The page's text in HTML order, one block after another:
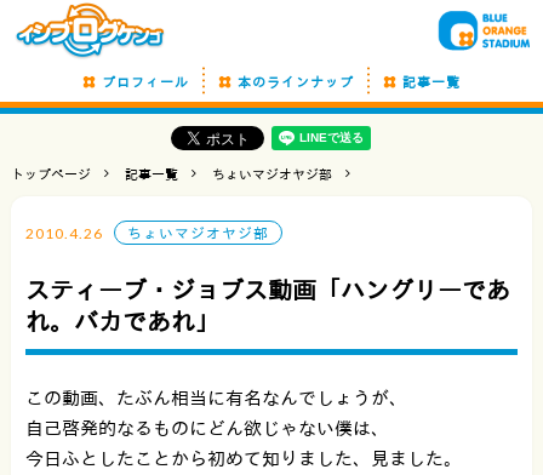
プロフィール 本のラインナップ 記事一覧
トップページ 記事一覧 ちょいマジオヤジ部
2010.4.26 ちょいマジオヤジ部
スティーブ・ジョブス動画「ハングリーであ
れ。バカであれ」
この動画、たぶん相当に有名なんでしょうが、
自己啓発的なるものにどん欲じゃない僕は、
今日ふとしたことから初めて知りました、見ました。